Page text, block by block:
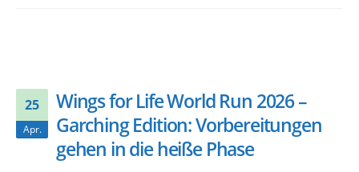
25
Apr.
Wings for Life World Run 2026 –
Garching Edition: Vorbereitungen
gehen in die heiße Phase